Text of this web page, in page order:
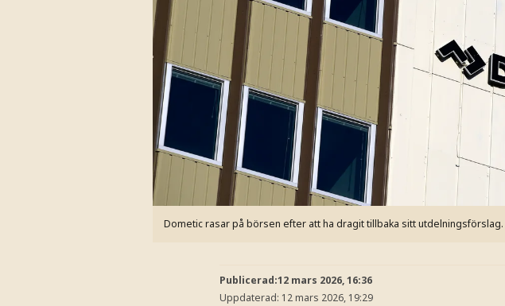
Dometic rasar på börsen efter att ha dragit tillbaka sitt utdelningsförslag.
Publicerad:12 mars 2026, 16:36
Uppdaterad: 12 mars 2026, 19:29